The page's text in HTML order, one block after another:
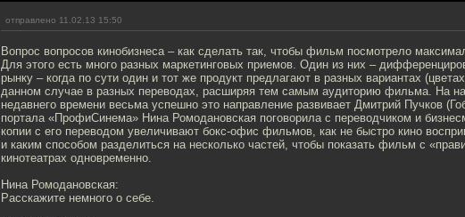
отправлено 11.02.13 15:50
Вопрос вопросов кинобизнеса – как сделать так, чтобы фильм посмотрело
Для этого есть много разных маркетинговых приемов. Один из них –
рынку – когда по сути один и тот же продукт предлагают в разных вариантах
данном случае в разных переводах, расширяя тем самым аудиторию фильма. На
недавнего времени весьма успешно это направление развивает Дмитрий Пучков
портала «ПрофиСинема» Нина Ромодановская поговорила с переводчиком и
копии с его переводом увеличивают бокс-офис фильмов, как не быстро кино
и каким способом разделиться на несколько частей, чтобы показать фильм с
кинотеатрах одновременно.
Нина Ромодановская:
Расскажите немного о себе.